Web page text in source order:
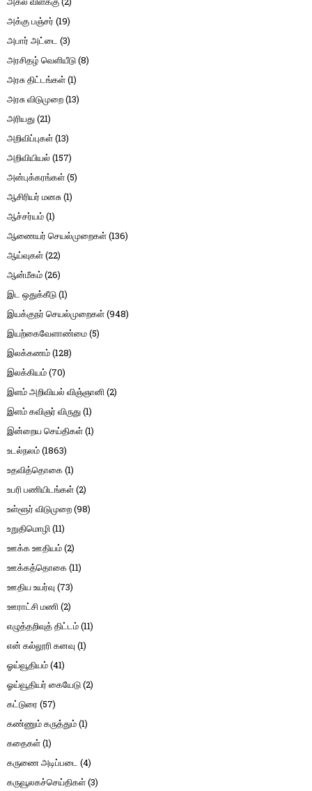
அக்கு பஞ்சர் (19)
அபார் அட்டை (3)
அரசிதழ் வெளியீடு(8)
அரசு திட்டங்கள்(1)
அரசு விடுமுறை(13)
அரியது(21)
அறிவிப்புகள்(13)
அறிவியியல் (157)
அன்புக்கரங்கள்(5)
ஆசிரியர் மனசு(1)
ஆச்சர்யம்(1)
ஆணையர் செயல்முறைகள்(136)
ஆய்வுகள்(22)
ஆன்மீகம்(26)
இட ஒதுக்கீடு(1)
இயக்குநர் செயல்முறைகள்(948)
இயற்கைவேளாண்மை(5)
இலக்கணம்(128)
இலக்கியம்(70)
இளம் அறிவியல் விஞ்ஞானி(2)
இளம் கவிஞர் விருது(1)
இன்றைய செய்திகள்(1)
உடல்நலம்(1863)
உதவித்தொகை(1)
உபரி பணியிடங்கள்(2)
உள்ளூர் விடுமுறை(98)
உறுதிமொழி(11)
ஊக்க ஊதியம்(2)
ஊக்கத்தொகை(11)
ஊதிய உயர்வு (73)
ஊராட்சி மணி(2)
எழுத்தறிவுத் திட்டம்(11)
என் கல்லூரி கனவு (1)
ஓய்வூதியம்(41)
ஓய்வூதியர் கையேடு(2)
கட்டுரை (57)
கண்ணும் கருத்தும்(1)
கதைகள்(1)
கருணை அடிப்படை (4)
கருவூலகச்செய்திகள்(3)